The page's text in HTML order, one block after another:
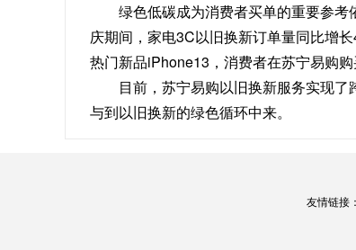
绿色低碳成为消费者买单的重要参考
庆期间，家电3C以旧换新订单量同比增
热门新品iPhone13，消费者在苏宁易购购
目前，苏宁易购以旧换新服务实现了
与到以旧换新的绿色循环中来。
友情链接：